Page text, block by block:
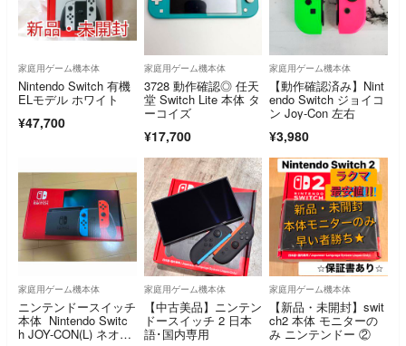
家庭用ゲーム機本体
Nintendo Switch 有機
ELモデル ホワイト
¥47,700
家庭用ゲーム機本体
3728 動作確認◎ 任天
堂 Switch Lite 本体 タ
ーコイズ
¥17,700
家庭用ゲーム機本体
【動作確認済み】Nint
endo Switch ジョイコ
ン Joy-Con 左右
¥3,980
家庭用ゲーム機本体
ニンテンドースイッチ
本体 Nintendo Switc
h JOY-CON(L) ネオン
家庭用ゲーム機本体
【中古美品】ニンテン
ドースイッチ 2 日本
語･国内専用
家庭用ゲーム機本体
【新品・未開封】swit
ch2 本体 モニターの
み ニンテンドー ②